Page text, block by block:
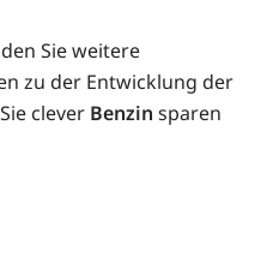
Sie weitere
zu der Entwicklung der
clever Benzin sparen